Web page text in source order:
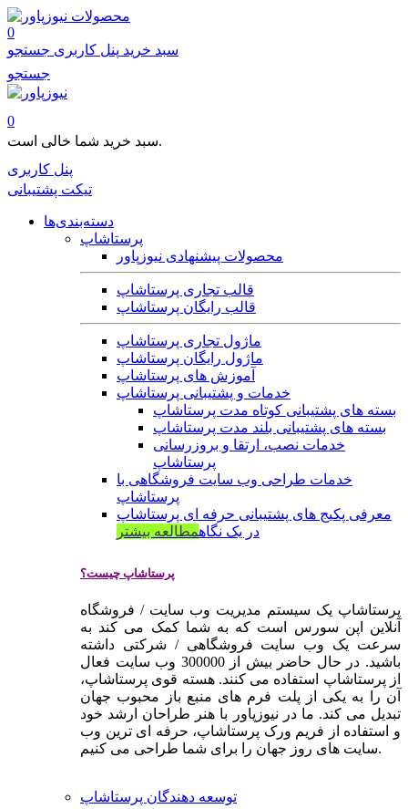
محصولات
0
سبد خرید پنل کاربری جستجو
جستجو
0
سبد خرید شما خالی است.
پنل کاربری
تیکت پشتیبانی
دسته‌بندی‌ها
پرستاشاپ
محصولات پیشنهادی نیوزپاور
قالب تجاری پرستاشاپ
قالب رایگان پرستاشاپ
ماژول تجاری پرستاشاپ
ماژول رایگان پرستاشاپ
آموزش های پرستاشاپ
خدمات و پشتیبانی پرستاشاپ
بسته های پشتیبانی کوتاه مدت پرستاشاپ
بسته های پشتیبانی بلند مدت پرستاشاپ
خدمات نصب، ارتقا و بروزرسانی
پرستاشاپ
خدمات طراحی وب سایت فروشگاهی با
پرستاشاپ
معرفی پکیج های پشتیبانی حرفه ای پرستاشاپ
در یک نگاهمطالعه بیشتر
پرستاشاپ چیست؟
پرستاشاپ یک سیستم مدیریت وب سایت / فروشگاه
آنلاین اپن سورس است که به شما کمک می کند به
سرعت یک وب سایت فروشگاهی / شرکتی داشته
باشید. در حال حاضر بیش از 300000 وب سایت فعال
از پرستاشاپ استفاده می کنند. هسته قوی پرستاشاپ،
آن را به یکی از پلت فرم های منبع باز محبوب جهان
تبدیل می کند. ما در نیوزپاور با هنر طراحان ارشد خود
و استفاده از فریم ورک پرستاشاپ، حرفه ای ترین وب
سایت های روز جهان را برای شما طراحی می کنیم.
توسعه دهندگان پرستاشاپ